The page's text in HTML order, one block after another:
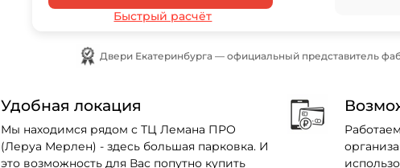
Быстрый расчёт
Двери Екатеринбурга — официальный представитель
Удобная локация
Мы находимся рядом с ТЦ Лемана ПРО
(Леруа Мерлен) - здесь большая парковка. И
это возможность для Вас попутно купить